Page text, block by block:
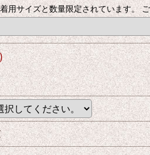
用サイズと数量限定されています。